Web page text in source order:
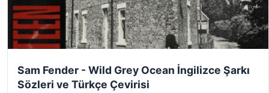
Sam Fender - Wild Grey Ocean İngilizce Şarkı
Sözleri ve Türkçe Çevirisi